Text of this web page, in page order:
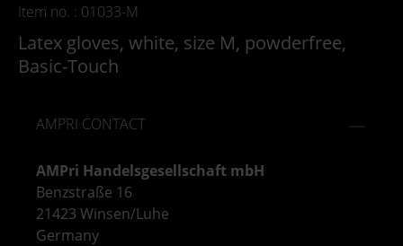
Item no. : 01033-M
Latex gloves, white, size M, powderfree,
Basic-Touch
AMPRI CONTACT
AMPri Handelsgesellschaft mbH
Benzstraße 16
21423 Winsen/Luhe
Germany